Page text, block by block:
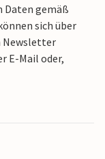
Daten gemäß
sich über
Newsletter
E-Mail oder,